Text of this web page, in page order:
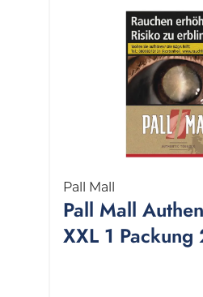
Pall Mall
Pall Mall
XXL 1 Packung